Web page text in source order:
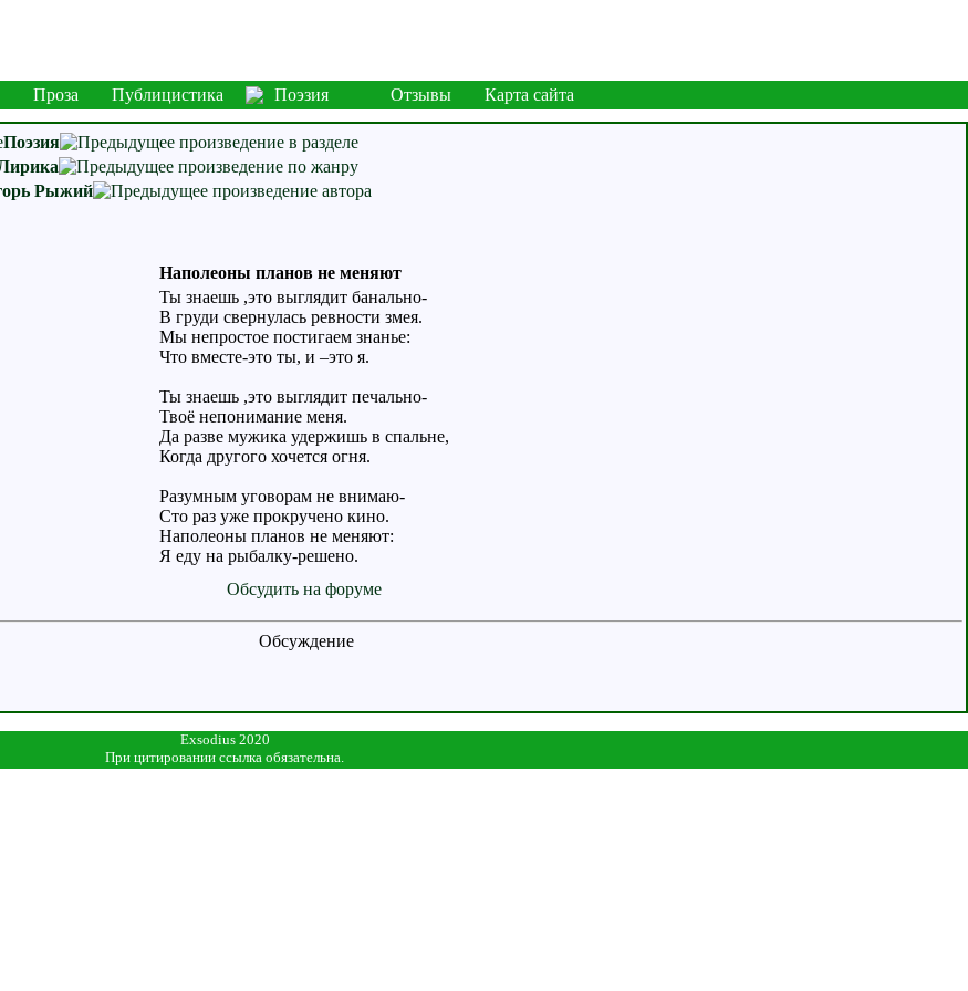
Проза Публицистика Поэзия Отзывы
Карта сайта
Поэзия
Рыжий
Наполеоны планов не меняют
Ты знаешь ,это выглядит банально-
В груди свернулась ревности змея.
Мы непростое постигаем знанье:
Что вместе-это ты, и –это я.
Ты знаешь ,это выглядит печально-
Твоё непонимание меня.
Да разве мужика удержишь в спальне,
Когда другого хочется огня.
Разумным уговорам не внимаю-
Сто раз уже прокручено кино.
Наполеоны планов не меняют:
Я еду на рыбалку-решено.
Обсудить на форуме
Обсуждение
Exsodius 2020
При цитировании ссылка обязательна.